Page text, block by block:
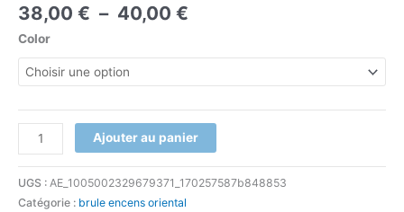
38,00 € – 40,00 €
Color
Ajouter au panier
UGS : AE_1005002329679371_170257587b848853
Catégorie : brule encens oriental